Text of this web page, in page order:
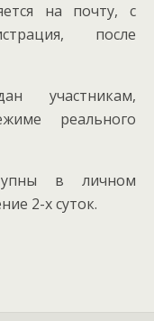
на почту, с
после
участникам,
реального
в личном
2-х суток.